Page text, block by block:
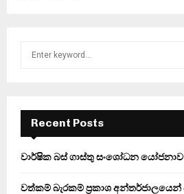
f
r
Recent Posts
වාර්ෂික බස් ගාස්තු සංශෝධන
වත්කම් බැරකම් ප්‍රකාශ අන්තර්ජාලයෙන්